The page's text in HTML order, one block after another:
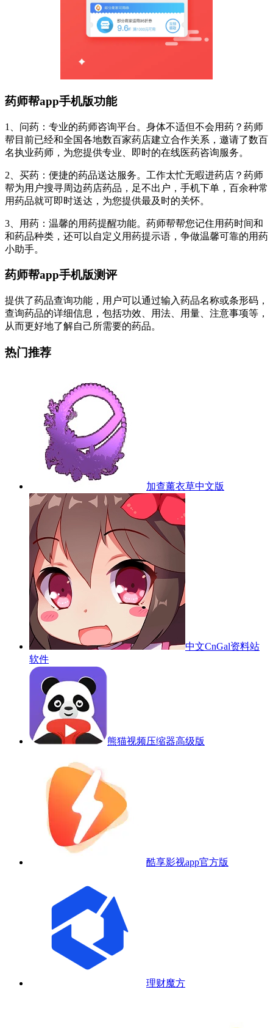
药师帮app手机版功能
1、问药：专业的药师咨询平台。身体不适但不会用药？药师
帮目前已经和全国各地数百家药店建立合作关系，邀请了数百
名执业药师，为您提供专业、即时的在线医药咨询服务。
2、买药：便捷的药品送达服务。工作太忙无暇进药店？药师
帮为用户搜寻周边药店药品，足不出户，手机下单，百余种常
用药品就可即时送达，为您提供最及时的关怀。
3、用药：温馨的用药提醒功能。药师帮帮您记住用药时间和
和药品种类，还可以自定义用药提示语，争做温馨可靠的用药
小助手。
药师帮app手机版测评
提供了药品查询功能，用户可以通过输入药品名称或条形码，
查询药品的详细信息，包括功效、用法、用量、注意事项等，
从而更好地了解自己所需要的药品。
热门推荐
加查薰衣草中文版
中文CnGal资料站
软件
熊猫视频压缩器高级版
酷享影视app官方版
理财魔方